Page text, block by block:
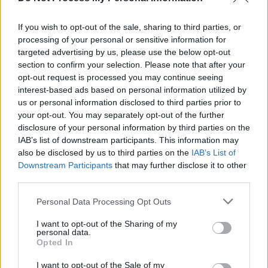
If you wish to opt-out of the sale, sharing to third parties, or
processing of your personal or sensitive information for
targeted advertising by us, please use the below opt-out
section to confirm your selection. Please note that after your
opt-out request is processed you may continue seeing
interest-based ads based on personal information utilized by
us or personal information disclosed to third parties prior to
your opt-out. You may separately opt-out of the further
disclosure of your personal information by third parties on the
IAB’s list of downstream participants. This information may
also be disclosed by us to third parties on the IAB’s List of
Downstream Participants that may further disclose it to other
Personal Data Processing Opt Outs
I want to opt-out of the Sharing of my
personal data.
Opted In
I want to opt-out of the Sale of my
durillons et crevasses ?
Ce sont des mécanismes de défense de la peau face aux
frottements et aux pressions excessives. La peau s’épaissit pour se
protéger, ce qui forme des durillons ou des cors. Ces derniers
peuvent être douloureux, car ils pénètrent dans les couches
profondes.
Les crevasses apparaissent lorsque la peau devient trop sèche et
perd son élasticité.
Peut-on traiter soi-même ses cors ?
Il est préférable de consulter un pédicure-podologue. Celui-ci peut
utiliser des outils spécifiques pour enlever l’épaississement sans